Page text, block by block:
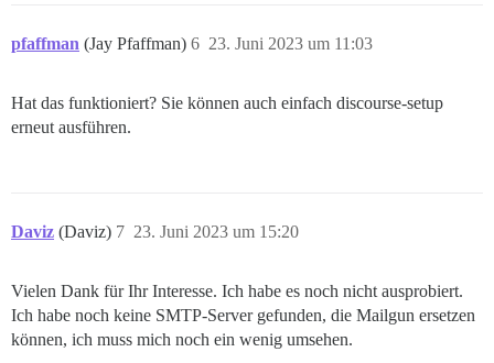
pfaffman (Jay Pfaffman) 23. Juni 2023 um 11:03
6
Hat das funktioniert? Sie können auch einfach discourse-setup
erneut ausführen.
Daviz (Daviz) 23. Juni 2023 um 15:20
7
Vielen Dank für Ihr Interesse. Ich habe es noch nicht ausprobiert.
Ich habe noch keine SMTP-Server gefunden, die Mailgun ersetzen
können, ich muss mich noch ein wenig umsehen.